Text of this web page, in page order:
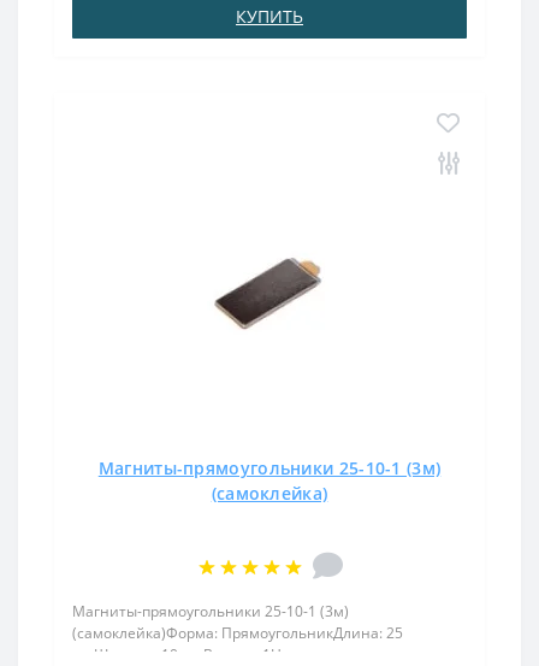
КУПИТЬ
Магниты-прямоугольники 25-10-1 (3м)
(самоклейка)
Магниты-прямоугольники 25-10-1 (3м)
(самоклейка)Форма: ПрямоугольникДлина: 25
ммШирина: 10 ммВысота: 1Намагничивание: